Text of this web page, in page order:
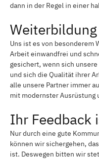
dann in der Regel in einer
Weiterbildung
Uns ist es von besonderem
Arbeit einwandfrei und
gesichert, wenn sich
und sich die Qualität ihrer
alle unsere Partner immer
mit modernster Ausrüstung
Ihr Feedback
Nur durch eine gute
können wir sichergehen,
ist. Deswegen bitten wir